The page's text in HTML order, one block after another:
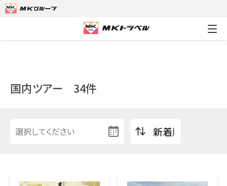
国内ツアー
国内ツアー 34件